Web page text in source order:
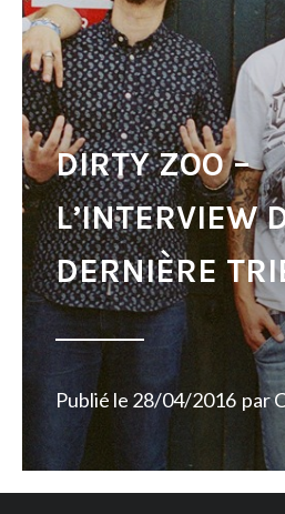
DIRTY ZOO –
L’INTERVIEW
DERNIÈRE
Publié le 28/04/2016 par